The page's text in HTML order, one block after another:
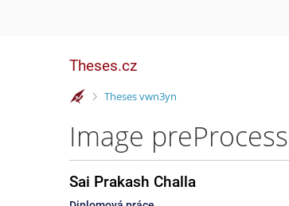
Theses.cz
>
Theses vwn3yn
Sai Prakash Challa